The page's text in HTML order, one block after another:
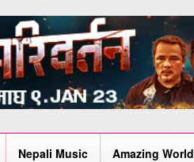
Nepali Music Amazing World